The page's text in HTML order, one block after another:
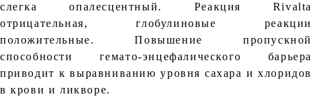
слегка опалесцентный. Реакция Rivalta
отрицательная, глобулиновые реакции
положительные. Повышение пропускной
способности гемато-энцефалического барьера
приводит к выравниванию уровня сахара и хлоридов
в крови и ликворе.